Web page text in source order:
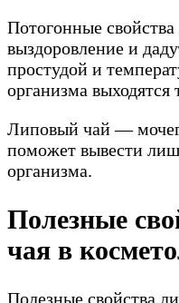
Потогонные свойства
выздоровление и
простудой и
организма выходятся
Липовый чай —
поможет вывести
организма.
Полезные
чая в
Полезные свойства